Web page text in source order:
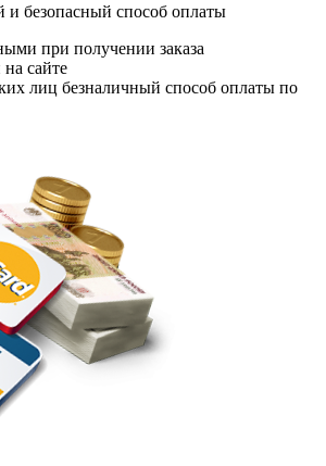
безопасный способ оплаты
при получении заказа
сайте
лиц безналичный способ оплаты по